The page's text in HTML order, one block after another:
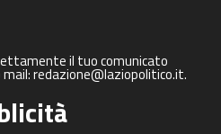
il tuo comunicato
redazione@laziopolitico.it.